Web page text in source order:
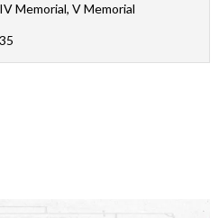
IV Memorial, V Memorial
35